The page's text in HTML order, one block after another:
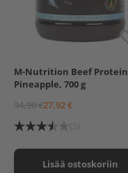
M-Nutrition Beef Protein
Pineapple, 700 g
34,90 €27,92 €
(5)
Lisää ostoskoriin